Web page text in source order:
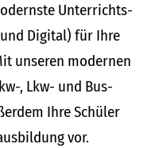
Unterrichts-
Digital) für Ihre
unseren modernen
, Lkw- und Bus-
Ihre Schüler
vor.